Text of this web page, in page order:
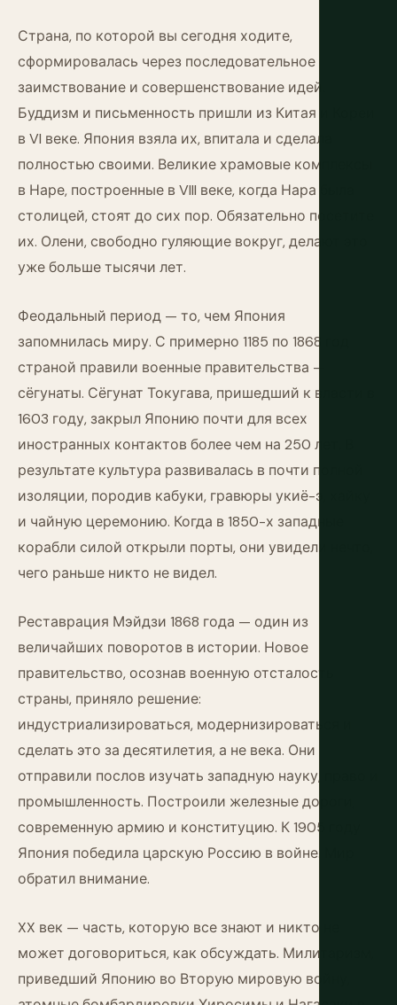
Страна, по которой вы сегодня ходите,
сформировалась через последовательное
заимствование и совершенствование идей.
Буддизм и письменность пришли из Китая и Кореи
в VI веке. Япония взяла их, впитала и сделала
полностью своими. Великие храмовые комплексы
в Наре, построенные в VIII веке, когда Нара была
столицей, стоят до сих пор. Обязательно посетите
их. Олени, свободно гуляющие вокруг, делают это
уже больше тысячи лет.
Феодальный период — то, чем Япония
запомнилась миру. С примерно 1185 по 1868 год
страной правили военные правительства —
сёгунаты. Сёгунат Токугава, пришедший к власти в
1603 году, закрыл Японию почти для всех
иностранных контактов более чем на 250 лет. В
результате культура развивалась в почти полной
изоляции, породив кабуки, гравюры укиё-э, хайку
и чайную церемонию. Когда в 1850-х западные
корабли силой открыли порты, они увидели нечто,
чего раньше никто не видел.
Реставрация Мэйдзи 1868 года — один из
величайших поворотов в истории. Новое
правительство, осознав военную отсталость
страны, приняло решение:
индустриализироваться, модернизироваться и
сделать это за десятилетия, а не века. Они
отправили послов изучать западную науку, право и
промышленность. Построили железные дороги,
современную армию и конституцию. К 1905 году
Япония победила царскую Россию в войне. Мир
обратил внимание.
XX век — часть, которую все знают и никто не
может договориться, как обсуждать. Милитаризм,
приведший Японию во Вторую мировую войну,